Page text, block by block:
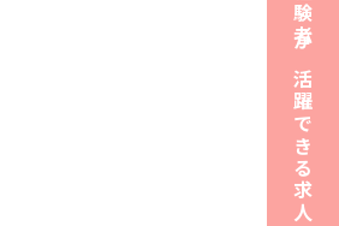
夜職経験者が活躍できる求人